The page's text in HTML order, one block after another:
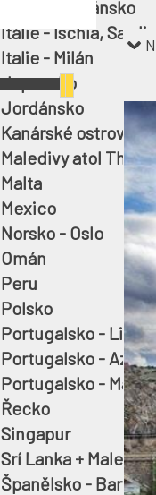
Itálie - Toskánsko
Itálie - Ischia,
Italie - Milán
Japonsko
Jordánsko
Kanárské ostrovy -
Maledivy atol
Malta
Mexico
Norsko - Oslo
Omán
Peru
Polsko
Portugalsko -
Portugalsko -
Portugalsko -
Řecko
Singapur
Srí Lanka + Maledivy
Španělsko -
19 990 Kč